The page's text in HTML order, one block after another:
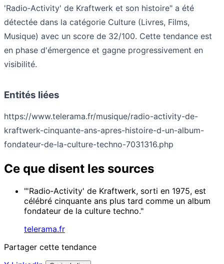
'Radio‑Activity' de Kraftwerk et son histoire" a été
détectée dans la catégorie Culture (Livres, Films,
Musique) avec un score de 32/100. Cette tendance est
en phase d'émergence et gagne progressivement en
visibilité.
Entités liées
https://www.telerama.fr/musique/radio-activity-de-
kraftwerk-cinquante-ans-apres-histoire-d-un-album-
fondateur-de-la-culture-techno-7031316.php
Ce que disent les sources
"'Radio‑Activity' de Kraftwerk, sorti en 1975, est
célébré cinquante ans plus tard comme un album
fondateur de la culture techno."
telerama.fr
Partager cette tendance